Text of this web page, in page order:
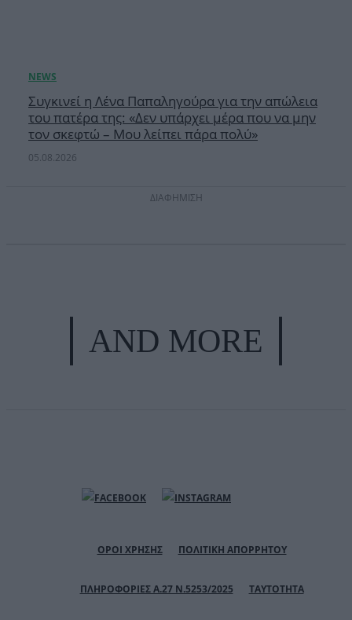
Συγκινεί η Λένα Παπαληγούρα για την απώλεια
του πατέρα της: «Δεν υπάρχει μέρα που να μην
τον σκεφτώ – Μου λείπει πάρα πολύ»
05.08.2026
ΔΙΑΦΗΜΙΣΗ
AND MORE
ΟΡΟΙ ΧΡΗΣΗΣ ΠΟΛΙΤΙΚΗ ΑΠΟΡΡΗΤΟΥ
ΠΛΗΡΟΦΟΡΙΕΣ Α.27 Ν.5253/2025 ΤΑΥΤΟΤΗΤΑ